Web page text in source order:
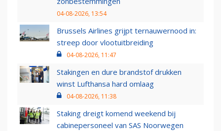
04-08-2026, 13:54
Brussels Airlines grijpt ternauwernood in:
streep door vlootuitbreiding
04-08-2026, 11:47
Stakingen en dure brandstof drukken
winst Lufthansa hard omlaag
04-08-2026, 11:38
Staking dreigt komend weekend bij
cabinepersoneel van SAS Noorwegen